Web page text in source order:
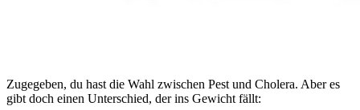
Zugegeben, du hast die Wahl zwischen Pest und Cholera. Aber es
gibt doch einen Unterschied, der ins Gewicht fällt: